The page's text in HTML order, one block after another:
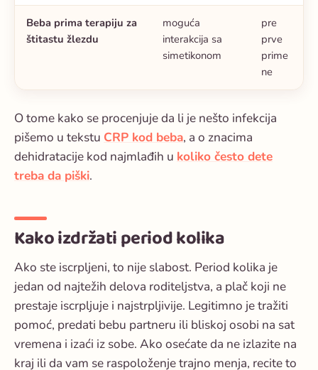
Beba prima terapiju za
štitastu žlezdu
moguća
interakcija sa
simetikonom
pre
prve
prime
ne
O tome kako se procenjuje da li je nešto infekcija
pišemo u tekstu CRP kod beba, a o znacima
dehidratacije kod najmlađih u koliko često dete
treba da piški.
Kako izdržati period kolika
Ako ste iscrpljeni, to nije slabost. Period kolika je
jedan od najtežih delova roditeljstva, a plač koji ne
prestaje iscrpljuje i najstrpljivije. Legitimno je tražiti
pomoć, predati bebu partneru ili bliskoj osobi na sat
vremena i izaći iz sobe. Ako osećate da ne izlazite na
kraj ili da vam se raspoloženje trajno menja, recite to